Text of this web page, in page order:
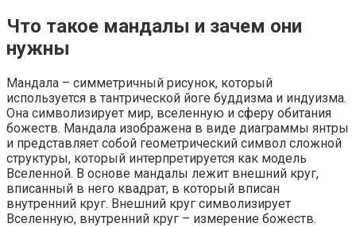
Что такое мандалы и зачем они
нужны
Мандала – симметричный рисунок, который
используется в тантрической йоге буддизма и индуизма.
Она символизирует мир, вселенную и сферу обитания
божеств. Мандала изображена в виде диаграммы янтры
и представляет собой геометрический символ сложной
структуры, который интерпретируется как модель
Вселенной. В основе мандалы лежит внешний круг,
вписанный в него квадрат, в который вписан
внутренний круг. Внешний круг символизирует
Вселенную, внутренний круг – измерение божеств.